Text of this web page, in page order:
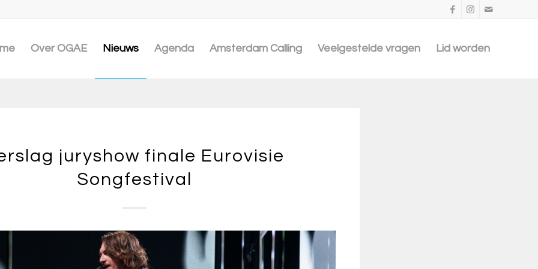
Over OGAE Nieuws Agenda Amsterdam Calling Veelgestelde vragen Lid worden
juryshow finale Eurovisie
Songfestival